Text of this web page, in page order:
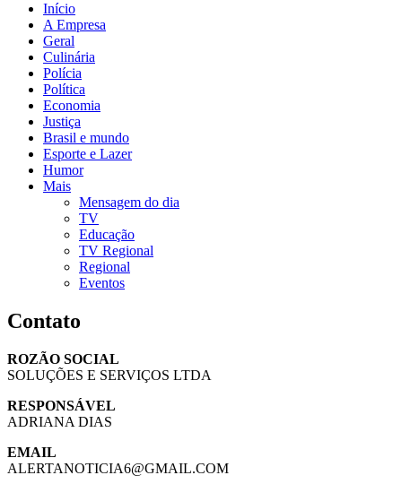
Início
A Empresa
Geral
Culinária
Polícia
Política
Economia
Justiça
Brasil e mundo
Esporte e Lazer
Humor
Mais
Mensagem do dia
TV
Educação
TV Regional
Regional
Eventos
Contato
ROZÃO SOCIAL
SOLUÇÕES E SERVIÇOS LTDA
RESPONSÁVEL
ADRIANA DIAS
EMAIL
ALERTANOTICIA6@GMAIL.COM